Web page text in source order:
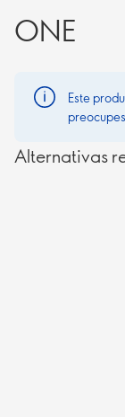
ONE
Este
Alternativas